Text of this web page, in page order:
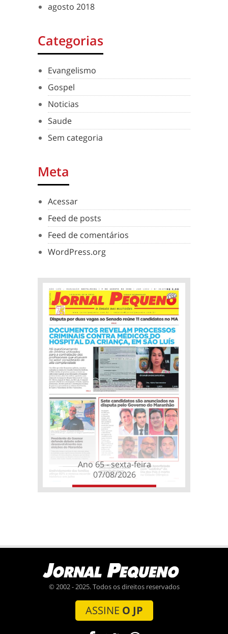
agosto 2018
Categorias
Evangelismo
Gospel
Noticias
Saude
Sem categoria
Meta
Acessar
Feed de posts
Feed de comentários
WordPress.org
Ano 65 - sexta-feira
07/08/2026
© 2002 - 2025. Todos os direitos reservados
ASSINE O JP